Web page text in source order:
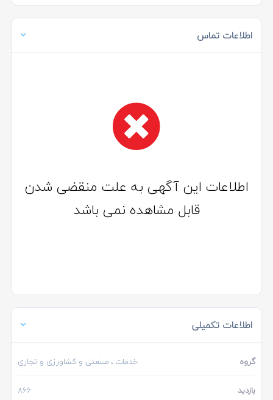
اطلاعات تماس
اطلاعات این آگهی به علت منقضی شدن
قابل مشاهده نمی باشد
اطلاعات تکمیلی
گروه خدمات ، صنعتی و کشاورزی و تجاری
بازدید 866